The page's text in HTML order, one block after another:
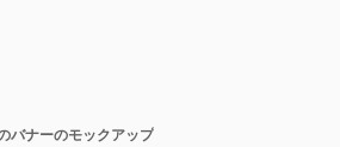
バナーのモックアップ